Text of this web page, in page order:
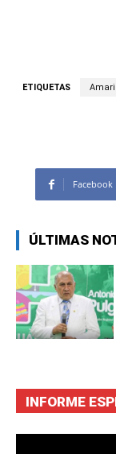
ETIQUETAS
Facebook
ÚLTIMAS
INFORME